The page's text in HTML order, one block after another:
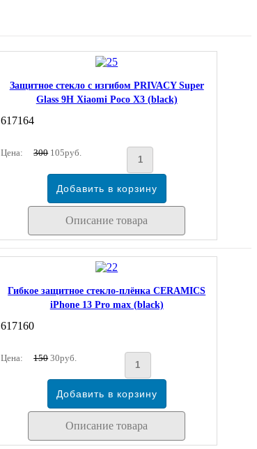
Защитное стекло с изгибом PRIVACY Super
Glass 9H Xiaomi Poco X3 (black)
617164
Цена: 300105руб.
Описание товара
Гибкое защитное стекло-плёнка CERAMICS
iPhone 13 Pro max (black)
617160
Цена: 15030руб.
Описание товара